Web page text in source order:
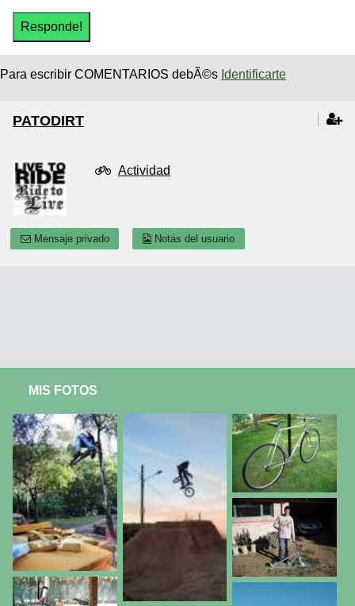
Para escribir COMENTARIOS debÃ©s Identificarte
PATODIRT
Actividad
Mensaje privado Notas del usuario
MIS FOTOS